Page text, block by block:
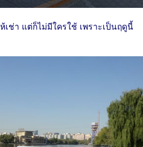
ช่า แต่ก็ไม่มีใครใช้ เพราะเป็นฤดูนี้